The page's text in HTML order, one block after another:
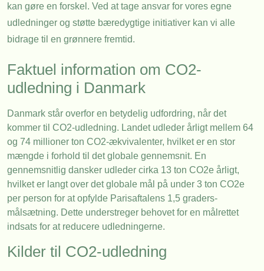
kan gøre en forskel. Ved at tage ansvar for vores egne
udledninger og støtte bæredygtige initiativer kan vi alle
bidrage til en grønnere fremtid.
Faktuel information om CO2-
udledning i Danmark
Danmark står overfor en betydelig udfordring, når det
kommer til CO2-udledning. Landet udleder årligt mellem 64
og 74 millioner ton CO2-ækvivalenter, hvilket er en stor
mængde i forhold til det globale gennemsnit. En
gennemsnitlig dansker udleder cirka 13 ton CO2e årligt,
hvilket er langt over det globale mål på under 3 ton CO2e
per person for at opfylde Parisaftalens 1,5 graders-
målsætning. Dette understreger behovet for en målrettet
indsats for at reducere udledningerne.
Kilder til CO2-udledning